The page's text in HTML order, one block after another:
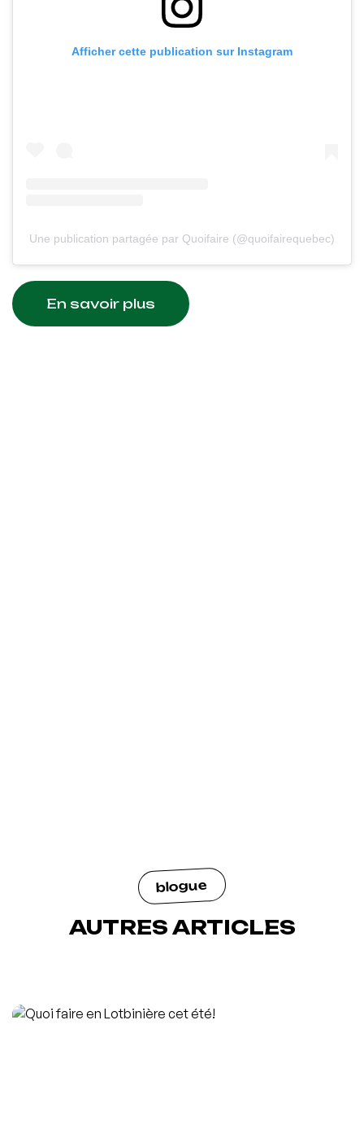
Afficher cette publication sur Instagram
Une publication partagée par Quoifaire (@quoifairequebec)
En savoir plus
blogue
AUTRES ARTICLES